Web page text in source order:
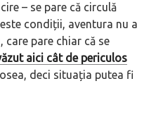
– se pare că circulă
condiții, aventura nu a
care pare chiar că se
aici cât de periculos
deci situația putea fi